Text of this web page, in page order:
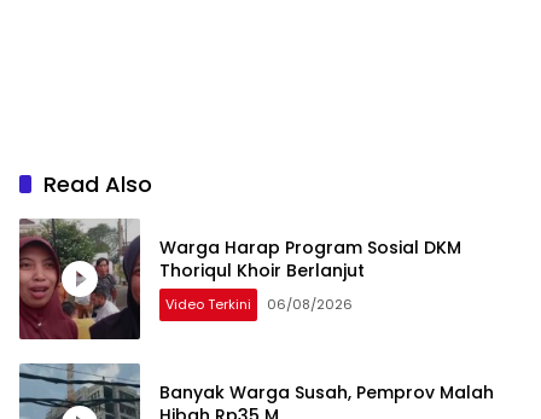
Read Also
Warga Harap Program Sosial DKM
Thoriqul Khoir Berlanjut
Video Terkini 06/08/2026
Banyak Warga Susah, Pemprov Malah